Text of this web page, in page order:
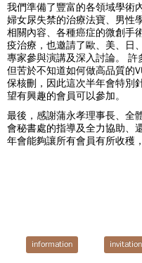
我們準備了豐富的各領域學術
婦女尿失禁的治療法寶、男性
相關內容、各種癌症的微創手
疫治療，也邀請了歐、美、日
專家參與演講及深入討論。 許
但苦於不知道如何做高品質的
保核刪，因此這次半年會特別
望有興趣的會員可以參加。
最後，感謝蒲永孝理事長、全
會秘書處的指導及全力協助、
年會能夠讓所有會員有所收穫
information invitation